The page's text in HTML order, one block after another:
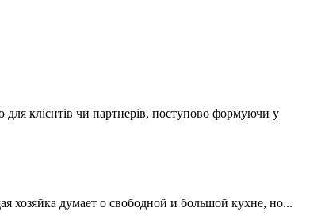
для клієнтів чи партнерів, поступово формуючи у
хозяйка думает о свободной и большой кухне, но...